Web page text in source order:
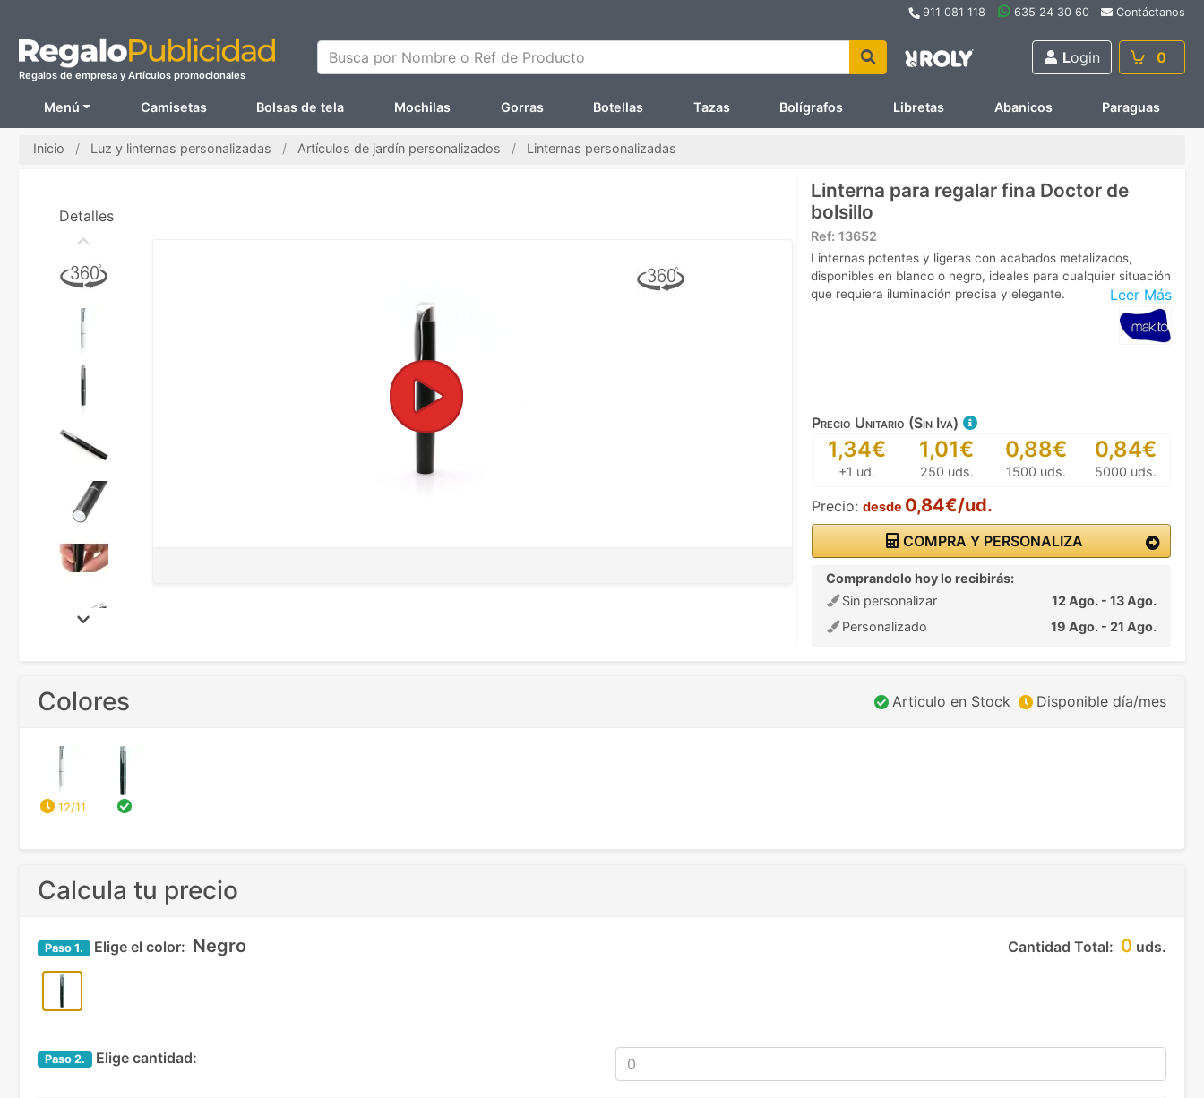
911 081 118 635 24 30 60 Contáctanos
Regalos de empresa y Artículos promocionales
Busca por Nombre o Ref de Producto Login 0
Menú Camisetas Bolsas de tela Mochilas Gorras Botellas Tazas Bolígrafos Libretas Abanicos Paraguas
Inicio Luz y linternas personalizadas Artículos de jardín personalizados Linternas personalizadas
Linterna para regalar fina Doctor de
bolsillo
Ref: 13652
Leer Más
Linternas potentes y ligeras con acabados metalizados,
disponibles en blanco o negro, ideales para cualquier situación
que requiera iluminación precisa y elegante.
Precio Unitario (Sin Iva)
1,34€
+1 ud.
1,01€
250 uds.
0,88€
1500 uds.
0,84€
5000 uds.
Precio: desde 0,84€/ud.
COMPRA Y PERSONALIZA
Comprandolo hoy lo recibirás:
Sin personalizar
12 Ago. - 13 Ago.
Personalizado
19 Ago. - 21 Ago.
Detalles
Colores Articulo en Stock Disponible día/mes
12/11
Calcula tu precio
Cantidad Total: 0 uds.
Paso 1. Elige el color: Negro
Paso 2. Elige cantidad: